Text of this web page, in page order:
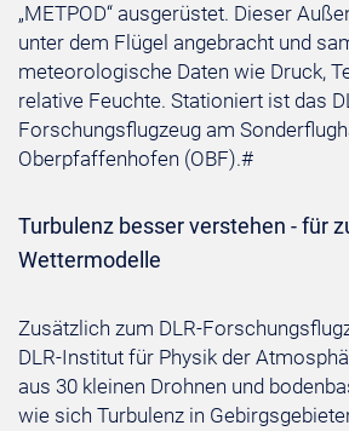
„METPOD“ ausgerüstet. Dieser
unter dem Flügel angebracht und
meteorologische Daten wie Druck,
relative Feuchte. Stationiert ist das
Forschungsflugzeug am
Oberpfaffenhofen (OBF).#
Turbulenz besser verstehen - für
Wettermodelle
Zusätzlich zum DLR-
DLR-Institut für Physik der
aus 30 kleinen Drohnen und
wie sich Turbulenz in